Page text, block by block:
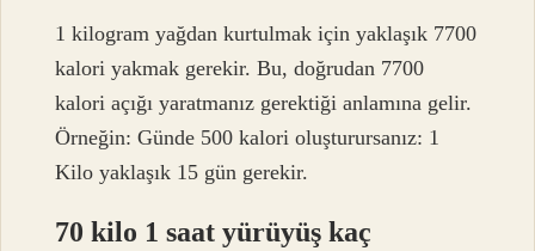
1 kilogram yağdan kurtulmak için yaklaşık 7700
kalori yakmak gerekir. Bu, doğrudan 7700
kalori açığı yaratmanız gerektiği anlamına gelir.
Örneğin: Günde 500 kalori oluşturursanız: 1
Kilo yaklaşık 15 gün gerekir.
70 kilo 1 saat yürüyüş kaç